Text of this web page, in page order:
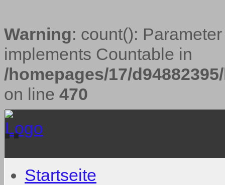
Warning: count():
implements Countable in
/homepages/17/
on line 470
Startseite